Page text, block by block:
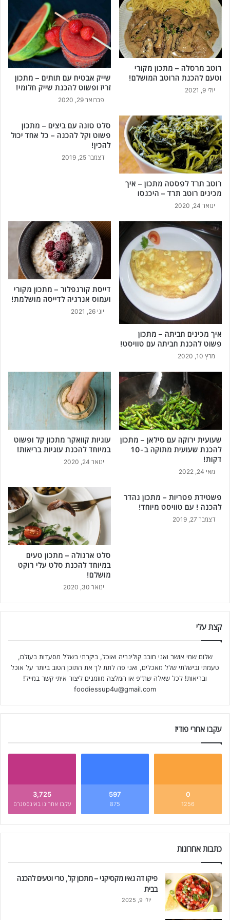
רוטב מרסלה – מתכון מקורי
וטעם להכנת הרוטב המושלם!
יולי 9, 2021
שייק אבטיח עם תותים – מתכון
זריז ופשוט להכנת שייק חלומי!
פברואר 29, 2020
רוטב תרד לפסטה מתכון – איך
מכינים רוטב תרד – היכנסו
ינואר 24, 2020
סלט טונה עם ביצים – מתכון
פשוט וקל להכנה – כל אחד יכול
להכין!
דצמבר 25, 2019
איך מכינים חביתה – מתכון
פשוט להכנת חביתה עם טוויסט!
מרץ 10, 2020
דייסת קורנפלור – מתכון מקורי
ועמוס אנרגיה לדייסה מושלמת!
יוני 26, 2021
שעועית ירוקה עם סילאן – מתכון
להכנת שעועית מתוקה ב-10
דקות!
מאי 24, 2022
עוגיות קוואקר מתכון קל ופשוט
במיוחד להכנת עוגיות בריאות!
ינואר 24, 2020
פשטידת פטריות – מתכון נהדר
להכנה ! עם טוויסט מיוחד!
דצמבר 27, 2019
סלט ארגולה – מתכון טעים
במיוחד להכנת סלט עלי רוקט
מושלם!
ינואר 30, 2020
קצת עלי
שלום שמי אושר ואני חובב קולינריה ואוכל, ביקרתי בשלל מסעדות בעולם,
טעמתי ובישלתי שלל מאכלים, ואני פה לתת לך את התוכן הטוב ביותר על אוכל
ובריאות! לכל שאלה שת"פ או המלצה מוזמנים ליצור איתי קשר במייל!
foodiessup4u@gmail.com
עקבו אחרי פודיז
0
1256
597
875
3,725
עקבו אחרינו באינסטגרם
כתבות אחרונות
פיקו דה גאיו מקסיקני – מתכון קל, טרי וטעים להכנה
בבית
יולי 9, 2025